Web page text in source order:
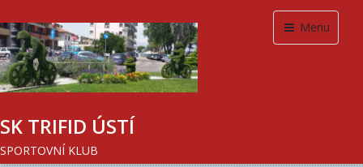
Menu
SK TRIFID ÚSTÍ
SPORTOVNÍ KLUB